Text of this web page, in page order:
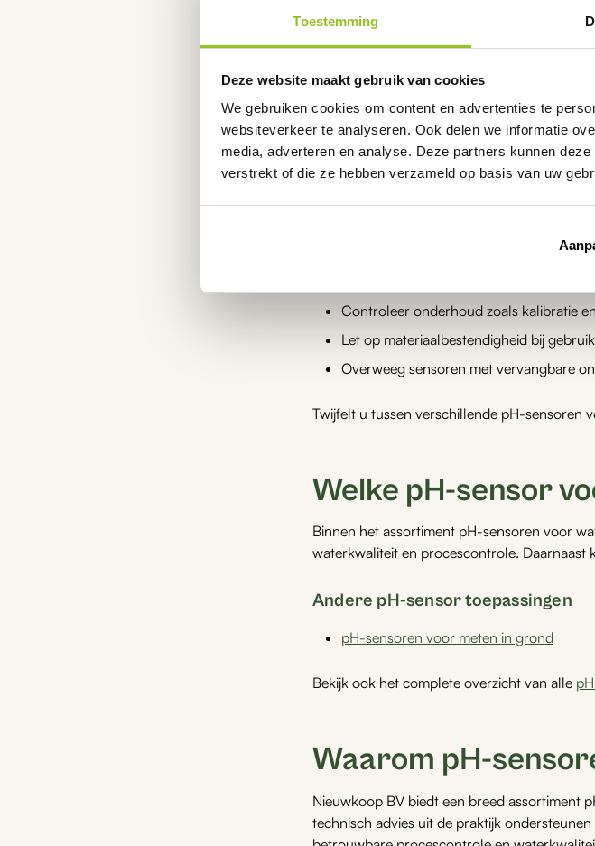
Toestemming
Deze website maakt gebruik van cookies
We gebruiken cookies om content en advertenties te
websiteverkeer te analyseren. Ook delen we informatie
media, adverteren en analyse. Deze partners kunnen
verstrekt of die ze hebben verzameld op basis van uw
de
Kenmerken van
beschikken over automatische
installatie of dompeltoepassingen en
vervangbare elektroden zorgen voor een
Tips bij een pH-
Kies een sensor met hoge
Controleer onderhoud zoals kalibratie
Let op materiaalbestendigheid bij
Overweeg sensoren met vervangbare
Twijfelt u tussen verschillende pH-sensoren
Welke pH-sensor
Binnen het assortiment pH-sensoren voor
waterkwaliteit en procescontrole. Daarnaast
Andere pH-sensor toepassingen
pH-sensoren voor meten in grond
Bekijk ook het complete overzicht van alle
Waarom pH-
Nieuwkoop BV biedt een breed assortiment
technisch advies uit de praktijk